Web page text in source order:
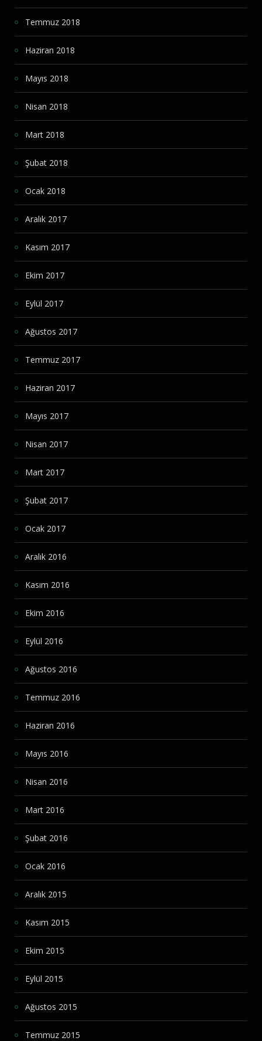
Temmuz 2018
Haziran 2018
Mayıs 2018
Nisan 2018
Mart 2018
Şubat 2018
Ocak 2018
Aralık 2017
Kasım 2017
Ekim 2017
Eylül 2017
Ağustos 2017
Temmuz 2017
Haziran 2017
Mayıs 2017
Nisan 2017
Mart 2017
Şubat 2017
Ocak 2017
Aralık 2016
Kasım 2016
Ekim 2016
Eylül 2016
Ağustos 2016
Temmuz 2016
Haziran 2016
Mayıs 2016
Nisan 2016
Mart 2016
Şubat 2016
Ocak 2016
Aralık 2015
Kasım 2015
Ekim 2015
Eylül 2015
Ağustos 2015
Temmuz 2015